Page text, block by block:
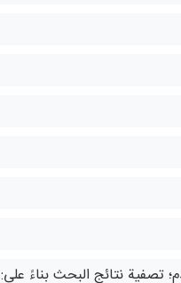
تصفية نتائج البحث بناءً